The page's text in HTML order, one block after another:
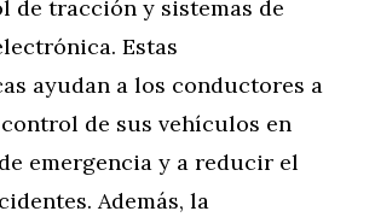
de tracción y sistemas de
Estas
ayudan a los conductores a
de sus vehículos en
emergencia y a reducir el
Además, la